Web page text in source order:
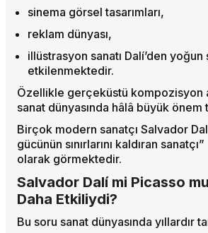
sinema görsel tasarımları,
reklam dünyası,
illüstrasyon sanatı Dalí’den
etkilenmektedir.
Özellikle gerçeküstü kompozisyon
sanat dünyasında hâlâ büyük önem
Birçok modern sanatçı Salvador
gücünün sınırlarını kaldıran sanatçı”
olarak görmektedir.
Salvador Dalí mi Picasso
Daha Etkiliydi?
Bu soru sanat dünyasında yıllardır